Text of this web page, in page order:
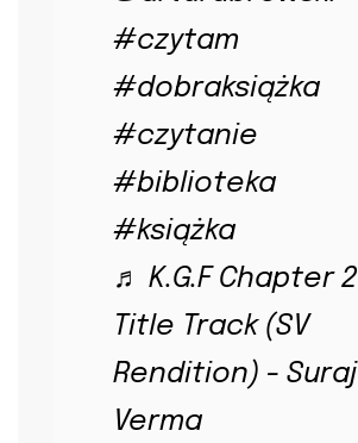
#czytam
#dobraksiążka
#czytanie
#biblioteka
#książka
♬ K.G.F Chapter 2
Title Track (SV
Rendition) - Suraj
Verma